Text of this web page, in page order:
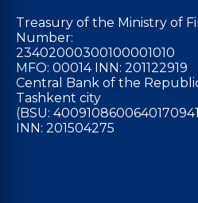
Treasury of the Ministry of
Number:
23402000300100001010
MFO: 00014 INN: 201122919
Central Bank of the
Tashkent city
(BSU:
INN: 201504275